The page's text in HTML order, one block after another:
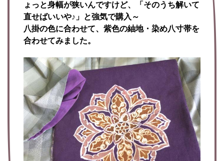
ょっと身幅が狭いんですけど、「そのうち解いて
直せばいいや♪」と強気で購入～
八掛の色に合わせて、紫色の紬地・染め八寸帯を
合わせてみました。